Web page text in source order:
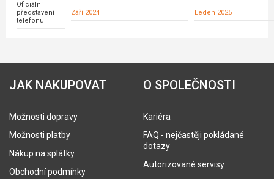
Oficiální
představení
telefonu
Září 2024 Leden 2025
JAK NAKUPOVAT
Možnosti dopravy
Možnosti platby
Nákup na splátky
Obchodní podmínky
O SPOLEČNOSTI
Kariéra
FAQ - nejčastěji pokládané
dotazy
Autorizované servisy